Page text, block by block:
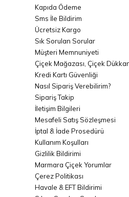
Kapıda Ödeme
Sms İle Bildirim
Ücretsiz Kargo
Sık Sorulan Sorular
Müşteri Memnuniyeti
Çiçek Mağazası, Çiçek
Kredi Kartı Güvenliği
Nasıl Sipariş Verebilirim?
Sipariş Takip
İletişim Bilgileri
Mesafeli Satış Sözleşmesi
İptal & İade Prosedürü
Kullanım Koşulları
Gizlilik Bildirimi
Marmara Çiçek Yorumlar
Çerez Politikası
Havale & EFT Bildirimi